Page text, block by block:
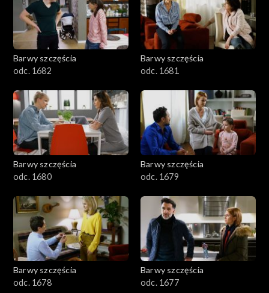
Barwy szczęścia
odc. 1682
Barwy szczęścia
odc. 1681
Barwy szczęścia
odc. 1680
Barwy szczęścia
odc. 1679
Barwy szczęścia
odc. 1678
Barwy szczęścia
odc. 1677